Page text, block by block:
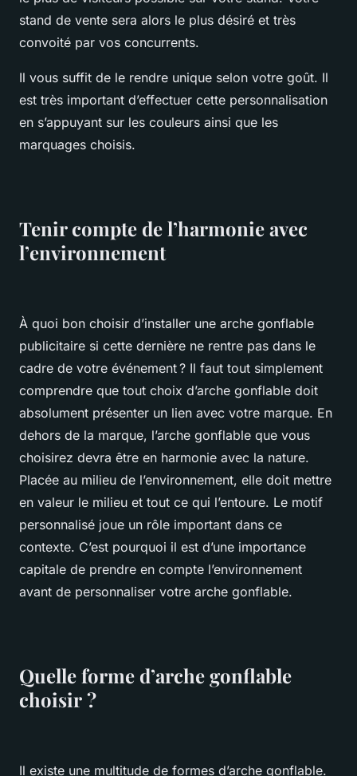
stand de vente sera alors le plus désiré et très
convoité par vos concurrents.
Il vous suffit de le rendre unique selon votre goût. Il
est très important d’effectuer cette personnalisation
en s’appuyant sur les couleurs ainsi que les
marquages choisis.
Tenir compte de l’harmonie avec
l’environnement
À quoi bon choisir d’installer une arche gonflable
publicitaire si cette dernière ne rentre pas dans le
cadre de votre événement ? Il faut tout simplement
comprendre que tout choix d’arche gonflable doit
absolument présenter un lien avec votre marque. En
dehors de la marque, l’arche gonflable que vous
choisirez devra être en harmonie avec la nature.
Placée au milieu de l’environnement, elle doit mettre
en valeur le milieu et tout ce qui l’entoure. Le motif
personnalisé joue un rôle important dans ce
contexte. C’est pourquoi il est d’une importance
capitale de prendre en compte l’environnement
avant de personnaliser votre arche gonflable.
Quelle forme d’arche gonflable
choisir ?
Il existe une multitude de formes d’arche gonflable.